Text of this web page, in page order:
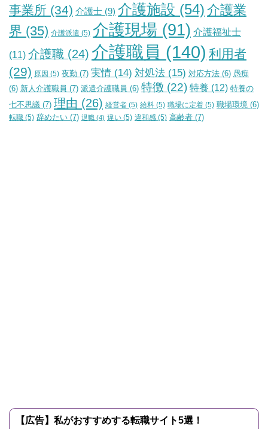
事業所 (34) 介護士 (9) 介護施設 (54) 介護業
界 (35) 介護派遣 (5) 介護現場 (91) 介護福祉士
(11) 介護職 (24) 介護職員 (140) 利用者
(29) 原因 (5) 夜勤 (7) 実情 (14) 対処法 (15) 対応方法 (6) 愚痴
(6) 新人介護職員 (7) 派遣介護職員 (6) 特徴 (22) 特養 (12) 特養の
七不思議 (7) 理由 (26) 経営者 (5) 給料 (5) 職場に定着 (5) 職場環境 (6)
転職 (5) 辞めたい (7) 退職 (4) 違い (5) 違和感 (5) 高齢者 (7)
【広告】私がおすすめする転職サイト5選！